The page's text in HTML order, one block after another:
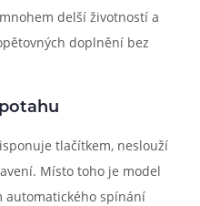
delší životností a
doplnění bez
tlačítkem, neslouží
Místo toho je model
automatického spínání